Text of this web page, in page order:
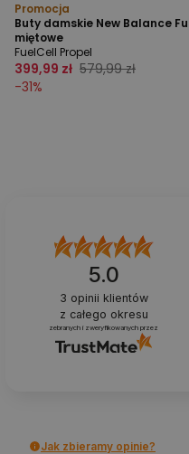
Promocja
Buty damskie New Balance
miętowe
FuelCell Propel
399,99 zł 579,99 zł
-31%
5.0
3 opinii klientów
z całego okresu
zebranych i zweryfikowanych przez
Jak zbieramy opinie?